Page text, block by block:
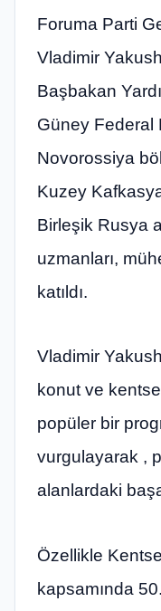
Foruma Parti
Vladimir
Başbakan
Güney Federal
Novorossiya
Kuzey
Birleşik Rusya
uzmanları,
katıldı.
Vladimir
konut ve
popüler bir
vurgulayarak ,
alanlardaki
Özellikle
kapsamında